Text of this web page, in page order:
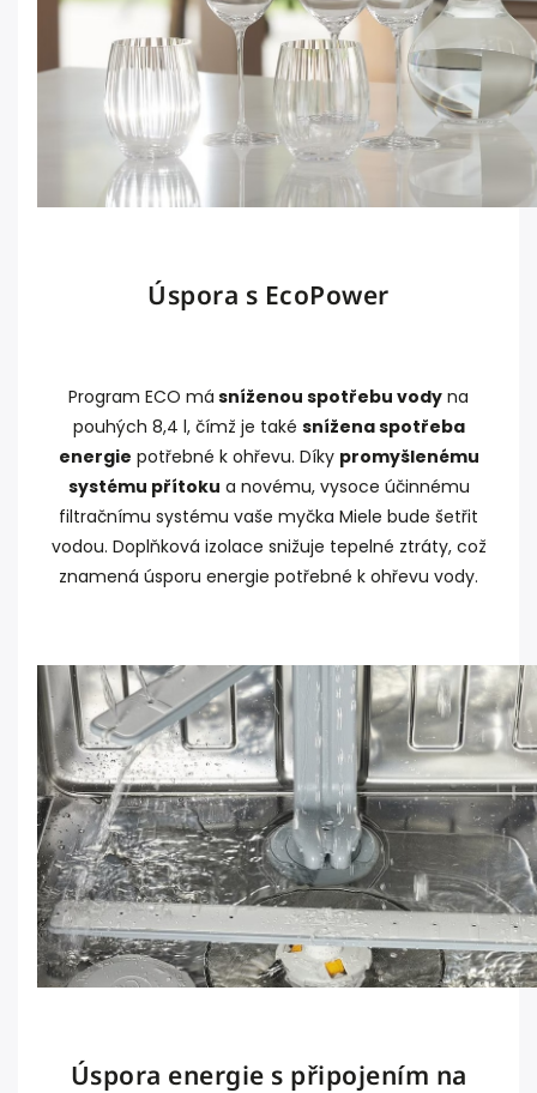
Úspora s EcoPower
Program ECO má sníženou spotřebu vody na
pouhých 8,4 l, čímž je také snížena spotřeba
energie potřebné k ohřevu. Díky promyšlenému
systému přítoku a novému, vysoce účinnému
filtračnímu systému vaše myčka Miele bude šetřit
vodou. Doplňková izolace snižuje tepelné ztráty, což
znamená úsporu energie potřebné k ohřevu vody.
Úspora energie s připojením na